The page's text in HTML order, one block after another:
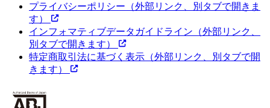
プライバシーポリシー （外部リンク、別タブで開きま
す）
インフォマティブデータガイドライン （外部リンク、
別タブで開きます）
特定商取引法に基づく表示 （外部リンク、別タブで開
きます）